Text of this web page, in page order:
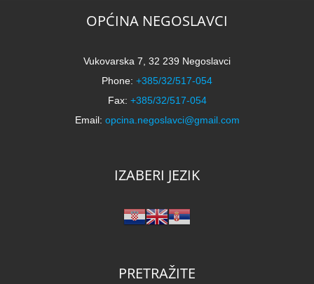
OPĆINA NEGOSLAVCI
Vukovarska 7, 32 239 Negoslavci
Phone: +385/32/517-054
Fax: +385/32/517-054
Email: opcina.negoslavci@gmail.com
IZABERI JEZIK
PRETRAŽITE